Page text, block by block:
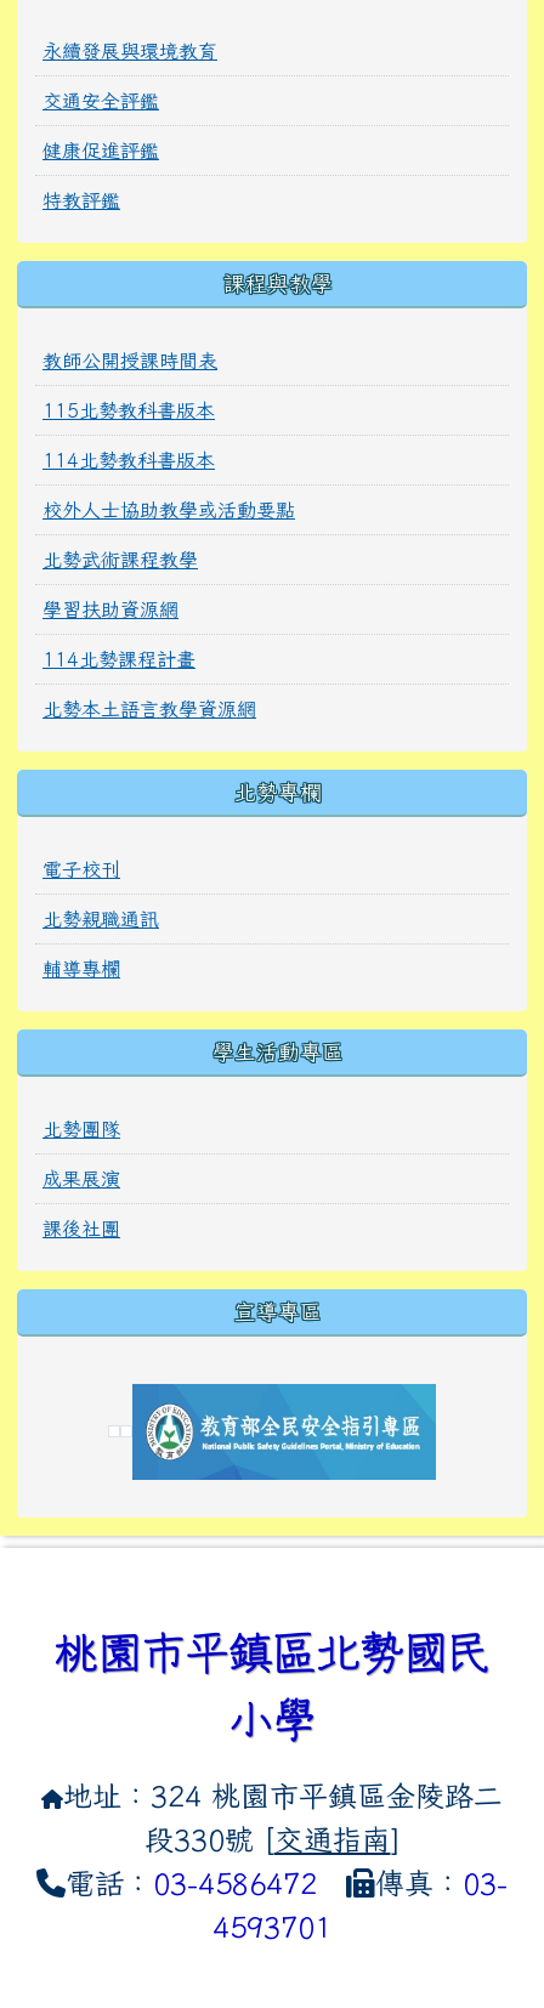
永續發展與環境教育
交通安全評鑑
健康促進評鑑
特教評鑑
課程與教學
教師公開授課時間表
115北勢教科書版本
114北勢教科書版本
校外人士協助教學或活動要點
北勢武術課程教學
學習扶助資源網
114北勢課程計畫
北勢本土語言教學資源網
北勢專欄
電子校刊
北勢親職通訊
輔導專欄
學生活動專區
北勢團隊
成果展演
課後社團
宣導專區
link to https://
link to https://10000.gov.tw/
link to https://
link to https://10000.gov.tw/
link to https://
link to https://
link to https://i.win.org.tw/
link to https://
link to https://
link to https://
link to https://
桃園市平鎮區北勢國民
小學
地址：324 桃園市平鎮區金陵路二
段330號 [交通指南]
電話： 03-4586472 傳真： 03-
4593701